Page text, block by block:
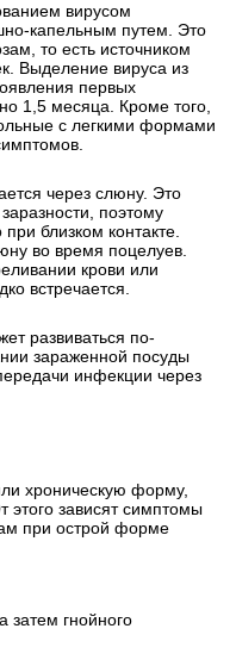
вирусом
капельным путем. Это
то есть источником
Выделение вируса из
первых
1,5 месяца. Кроме того,
с легкими формами
через слюну. Это
поэтому
близком контакте.
во время поцелуев.
крови или
встречается.
развиваться по-
зараженной посуды
инфекции через
хроническую форму,
этого зависят симптомы
при острой форме
затем гнойного